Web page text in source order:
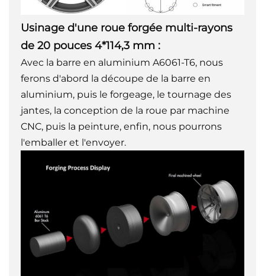
Usinage d'une roue forgée multi-rayons
de 20 pouces 4*114,3 mm :
Avec la barre en aluminium A6061-T6, nous
ferons d'abord la découpe de la barre en
aluminium, puis le forgeage, le tournage des
jantes, la conception de la roue par machine
CNC, puis la peinture, enfin, nous pourrons
l'emballer et l'envoyer.